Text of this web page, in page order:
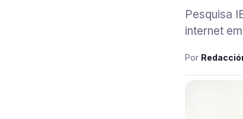
Pesquisa
internet
Por